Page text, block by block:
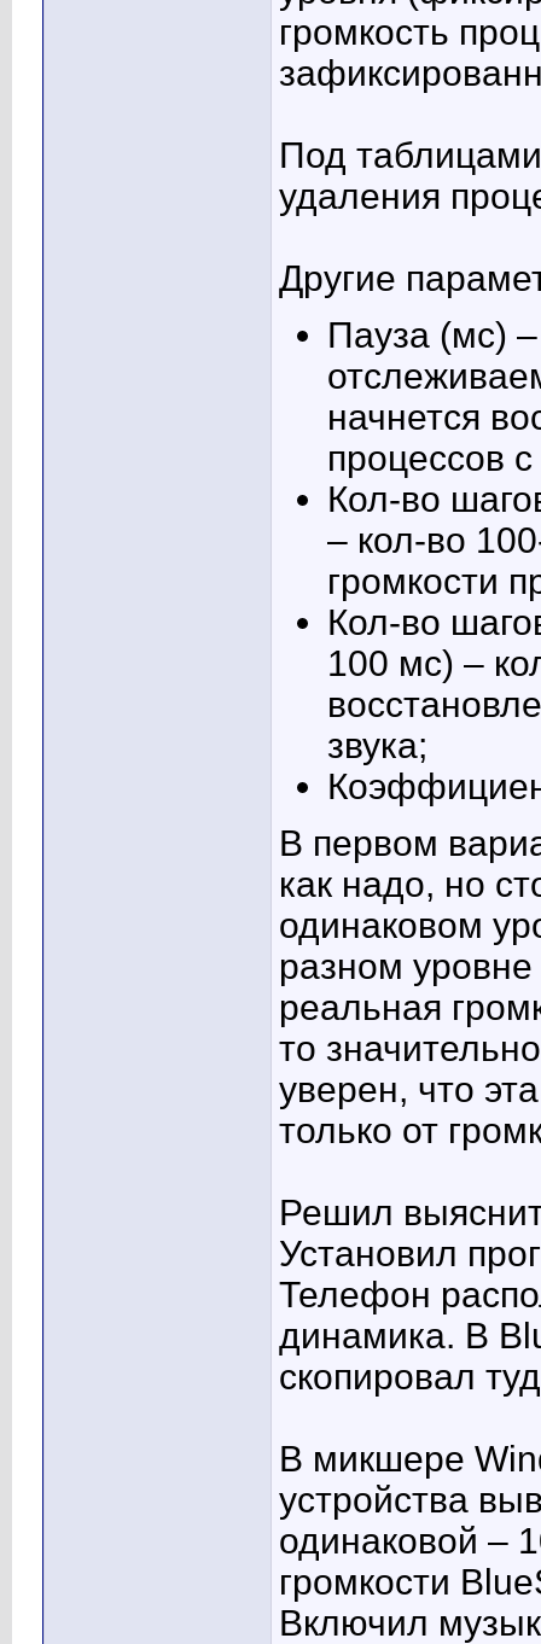
громкость
Под
удаления
Другие
Пауза (мс) –
начнется
процессов
Кол-во
– кол-во
громкости
Кол-во
100 мс) –
звука;
В первом
как надо, но
одинаковом
разном уровне
реальная
то
уверен, что
только от
Решил
Установил
Телефон
динамика. В
скопировал
В микшере
устройства
одинаковой –
громкости
Включил